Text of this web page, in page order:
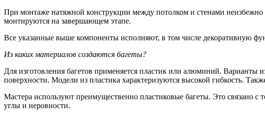
При монтаже натяжной конструкции между потолком и стенами
монтируются на завершающем этапе.
Все указанные выше компоненты исполняют, в том числе декоративную
Из каких материалов создаются багеты?
Для изготовления багетов применяется пластик или алюминий. Варианты
поверхности. Модели из пластика характеризуются высокой гибкость.
Мастера используют преимущественно пластиковые багеты. Это связано
углы и неровности.